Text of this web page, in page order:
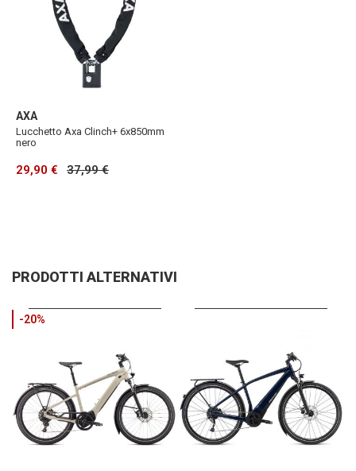
AXA
Lucchetto Axa Clinch+ 6x850mm
nero
29,90 € 37,99 €
PRODOTTI ALTERNATIVI
-20%